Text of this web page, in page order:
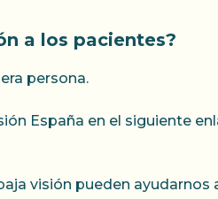
a los pacientes?
persona.
España en el siguiente
visión pueden